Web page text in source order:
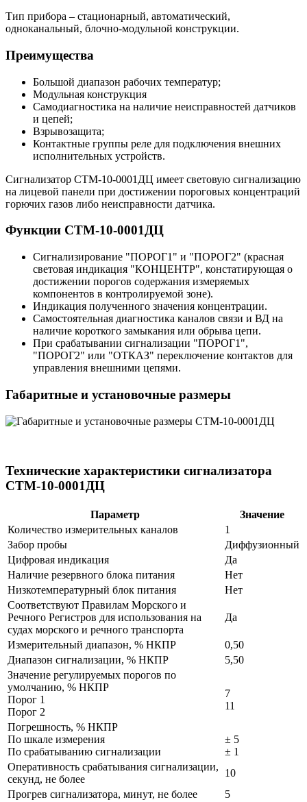
Тип прибора – стационарный, автоматический,
одноканальный, блочно-модульной конструкции.
Преимущества
Большой диапазон рабочих температур;
Модульная конструкция
Самодиагностика на наличие неисправностей датчиков
и цепей;
Взрывозащита;
Контактные группы реле для подключения внешних
исполнительных устройств.
Сигнализатор СТМ-10-0001ДЦ имеет световую сигнализацию
на лицевой панели при достижении пороговых концентраций
горючих газов либо неисправности датчика.
Функции СТМ-10-0001ДЦ
Сигнализирование "ПОРОГ1" и "ПОРОГ2" (красная
световая индикация "КОНЦЕНТР", констатирующая о
достижении порогов содержания измеряемых
компонентов в контролируемой зоне).
Индикация полученного значения концентрации.
Самостоятельная диагностика каналов связи и ВД на
наличие короткого замыкания или обрыва цепи.
При срабатывании сигнализации "ПОРОГ1",
"ПОРОГ2" или "ОТКАЗ" переключение контактов для
управления внешними цепями.
Габаритные и установочные размеры
Технические характеристики сигнализатора
СТМ-10-0001ДЦ
Параметр
Значение
Количество измерительных каналов
1
Забор пробы
Диффузионный
Цифровая индикация
Да
Наличие резервного блока питания
Нет
Низкотемпературный блок питания
Нет
Cоответствуют Правилам Морского и
Речного Регистров для использования на
судах морского и речного транспорта
Да
Измерительный диапазон, % НКПР
0,50
Диапазон сигнализации, % НКПР
5,50
Значение регулируемых порогов по
умолчанию, % НКПР
Порог 1
Порог 2
7
11
Погрешность, % НКПР
По шкале измерения
По срабатыванию сигнализации
± 5
± 1
Оперативность срабатывания сигнализации,
секунд, не более
10
Прогрев сигнализатора, минут, не более
5